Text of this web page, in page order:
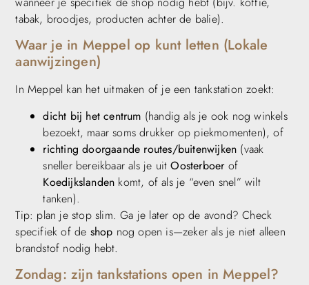
tabak, broodjes, producten achter de balie).
Waar je in Meppel op kunt letten (Lokale
aanwijzingen)
In Meppel kan het uitmaken of je een tankstation zoekt:
dicht bij het centrum (handig als je ook nog winkels
bezoekt, maar soms drukker op piekmomenten), of
richting doorgaande routes/buitenwijken (vaak
sneller bereikbaar als je uitOosterboerof
Koedijkslanden komt, of als je “even snel” wilt
tanken).
Tip: plan je stop slim. Ga je later op de avond? Check
specifiek of de shop nog open is—zeker als je niet alleen
brandstof nodig hebt.
Zondag: zijn tankstations open in Meppel?